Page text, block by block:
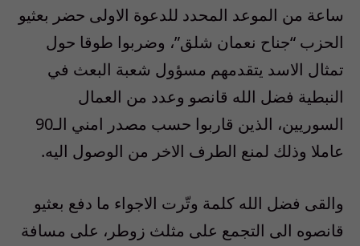
ساعة من الموعد المحدد للدعوة الاولى حضر بعثيو
الحزب “جناح نعمان شلق”، وضربوا طوقا حول
تمثال الاسد يتقدمهم مسؤول شعبة البعث في
النبطية فضل الله قانصو وعدد من العمال
السوريين، الذين قاربوا حسب مصدر امني الـ90
عاملا وذلك لمنع الطرف الاخر من الوصول اليه.
والقى فضل الله كلمة وتّرت الاجواء ما دفع بعثيو
قانصوه الى التجمع على مثلث زوطر، على مسافة